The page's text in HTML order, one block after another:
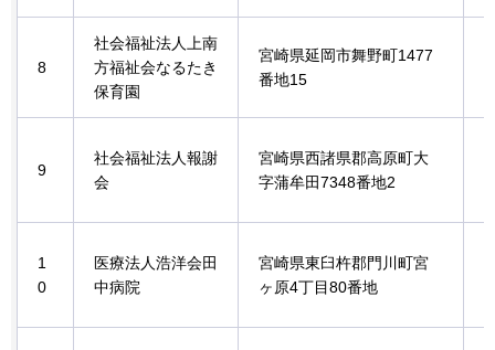
8
社会福祉法人上南
方福祉会なるたき
保育園
宮崎県延岡市舞野町1477
番地15
9
社会福祉法人報謝
会
宮崎県西諸県郡高原町大
字蒲牟田7348番地2
1
0
医療法人浩洋会田
中病院
宮崎県東臼杵郡門川町宮
ヶ原4丁目80番地